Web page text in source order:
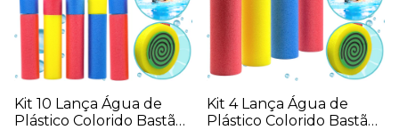
Kit 10 Lança Água de
Plástico Colorido Bastão
Kit 4 Lança Água de
Plástico Colorido Bastão